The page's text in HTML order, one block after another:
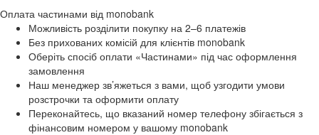
Оплата частинами від monobank
Можливість розділити покупку на 2–6 платежів
Без прихованих комісій для клієнтів monobank
Оберіть спосіб оплати «Частинами» під час оформлення
замовлення
Наш менеджер зв’яжеться з вами, щоб узгодити умови
розстрочки та оформити оплату
Переконайтесь, що вказаний номер телефону збігається з
фінансовим номером у вашому monobank